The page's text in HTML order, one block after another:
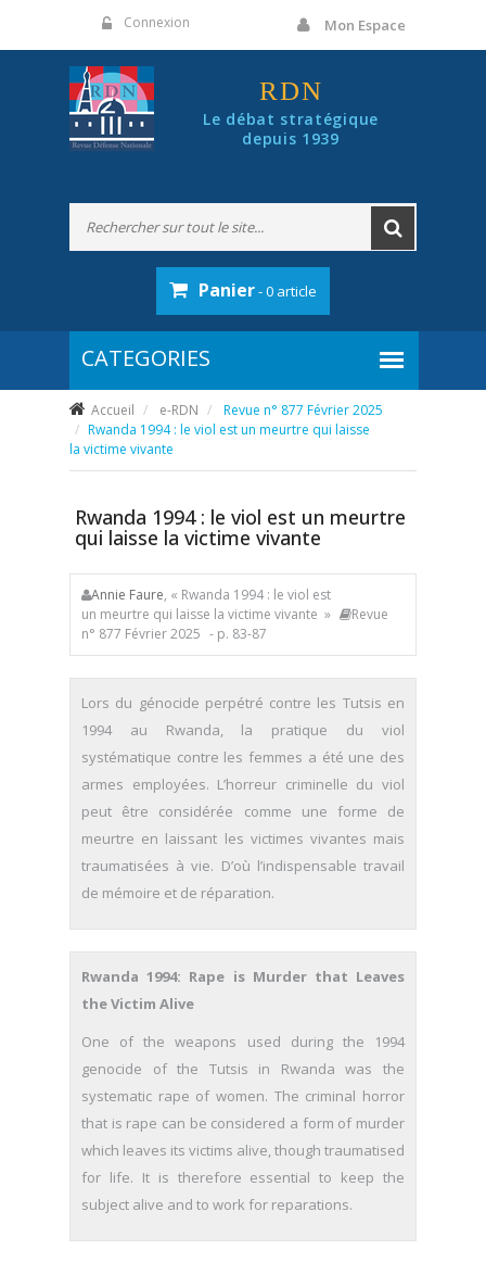
Connexion Mon Espace
RDN
Le débat stratégique
depuis 1939
Panier- 0 article
Accueil e-RDN
Revue n° 877 Février 2025
Rwanda 1994 : le viol est un meurtre qui laisse
la victime vivante
Rwanda 1994 : le viol est un meurtre
qui laisse la victime vivante
Annie Faure, « Rwanda 1994 : le viol est
un meurtre qui laisse la victime vivante »
Revue
n° 877 Février 2025 - p. 83-87
Lors du génocide perpétré contre les Tutsis en
1994 au Rwanda, la pratique du viol
systématique contre les femmes a été une des
armes employées. L’horreur criminelle du viol
peut être considérée comme une forme de
meurtre en laissant les victimes vivantes mais
traumatisées à vie. D’où l’indispensable travail
de mémoire et de réparation.
Rwanda 1994: Rape is Murder that Leaves
the Victim Alive
One of the weapons used during the 1994
genocide of the Tutsis in Rwanda was the
systematic rape of women. The criminal horror
that is rape can be considered a form of murder
which leaves its victims alive, though traumatised
for life. It is therefore essential to keep the
subject alive and to work for reparations.